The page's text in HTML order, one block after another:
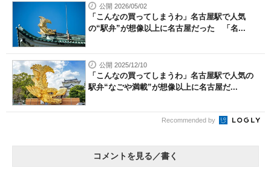
公開 2026/05/02
「こんなの買ってしまうわ」名古屋駅で人気
の“駅弁”が想像以上に名古屋だった 「名...
公開 2025/12/10
「こんなの買ってしまうわ」名古屋駅で人気の
駅弁“なごや満載”が想像以上に名古屋だ...
Recommended by
コメントを見る／書く